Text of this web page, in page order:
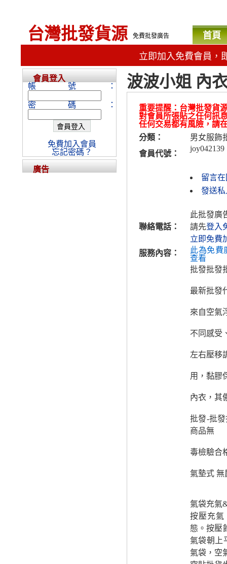
台灣批發貨源 免費批發廣告 首頁
立即加入免費會員，
波波小姐 內
重要提醒：台灣批發貨
對會員所張貼之任何訊
任何交易都有風險，請
分類：
男女服飾
會員代號：
joy042139
留言
發送私
聯絡電話：
此批發廣
請先登入
立即免費
服務內容：
此為免費
查看
批發批發
最新批發
來自空氣
不同感受
左右壓移
用，黏膠
內衣，其
批發-批
商品無
毒檢驗合
氣墊式 無
氣袋充氣
按壓充氣
態。按壓
氣袋朝上
氣袋，空
會員登入
帳號：
密碼：
免費加入會員
忘記密碼？
廣告